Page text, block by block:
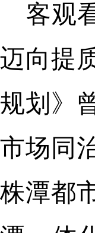
客观
迈向提
规划》
市场同
株潭都